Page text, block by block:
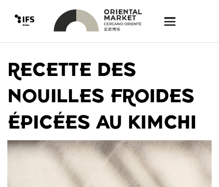
RECETTE DES
NOUILLES FROIDES
ÉPICÉES AU KIMCHI